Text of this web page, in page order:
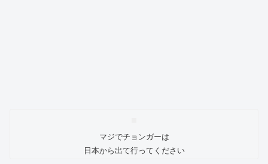
マジでチョンガーは
日本から出て行ってください